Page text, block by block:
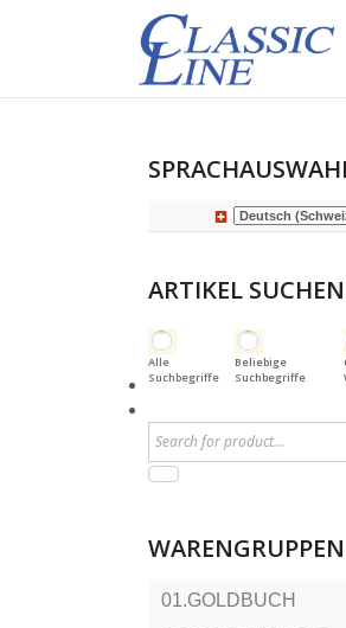
ARTIKEL SUCHEN
Alle
Suchbegriffe
Beliebige
Suchbegriffe
WARENGRUPPEN
01.GOLDBUCH